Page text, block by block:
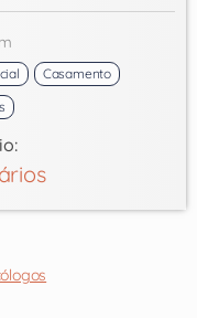
Casamento